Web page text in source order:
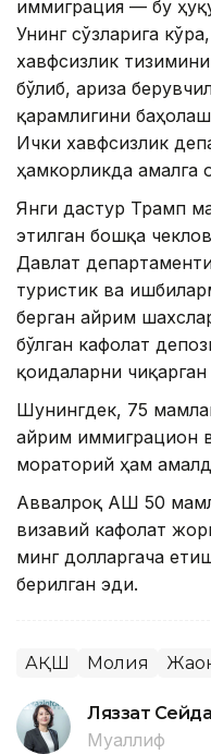
иммиграция — бу
Унинг сўзларига
хавфсизлик
бўлиб, ариза
қарамлигини
Ички хавфсизлик
ҳамкорликда амалга
Янги дастур Трамп
этилган бошқа
Давлат
туристик ва
берган айрим
бўлган кафолат
қоидаларни
Шунингдек, 75
айрим иммиграцион
мораторий ҳам
Аввалроқ АҚШ 50
визавий кафолат
минг долларгача
берилган эди.
АҚШ Молия
Ляззат
Муаллиф